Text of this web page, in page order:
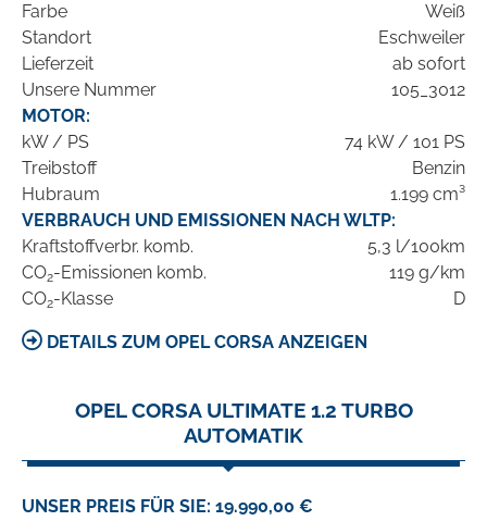
Farbe
Weiß
Standort
Eschweiler
Lieferzeit
ab sofort
Unsere Nummer
105_3012
MOTOR:
kW / PS
74 kW / 101 PS
Treibstoff
Benzin
Hubraum
1.199 cm³
VERBRAUCH UND EMISSIONEN NACH WLTP:
Kraftstoffverbr. komb.
5,3 l/100km
CO2-Emissionen komb.
119 g/km
CO2-Klasse D
DETAILS ZUM OPEL CORSA ANZEIGEN
OPEL CORSA ULTIMATE 1.2 TURBO
AUTOMATIK
UNSER PREIS FÜR SIE: 19.990,00 €